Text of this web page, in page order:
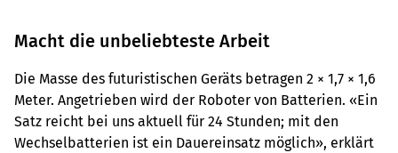
Macht die unbeliebteste Arbeit
Die Masse des futuristischen Geräts betragen 2 × 1,7 × 1,6
Meter. Angetrieben wird der Roboter von Batterien. «Ein
Satz reicht bei uns aktuell für 24 Stunden; mit den
Wechselbatterien ist ein Dauereinsatz möglich», erklärt